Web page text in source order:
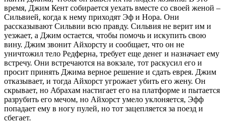
время, Джим Кент собирается уехать вместе со своей женой –
Сильвией, когда к нему приходят Эф и Нора. Они
рассказывают Сильвии всю правду. Сильвия не верит им и
уезжает, а Джим остается, чтобы помочь и искупить свою
вину. Джим звонит Айхорсту и сообщает, что он не
уничтожил тело Редферна, требует еще денег и назначает ему
встречу. Они встречаются на вокзале, тот раскусил его и
просит принять Джима верное решение и сдать еврея. Джим
отказывает, и тогда Айхорст угрожает убить его жену. Он
скрывает, но Абрахам настигает его на платформе и пытается
разрубить его мечом, но Айхорст умело уклоняется, Эфф
попадает ему в ногу пулей, но тот зацепляется за поезд и
сбегает.